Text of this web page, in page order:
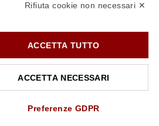
Rifiuta cookie non necessari ✕
ACCETTA TUTTO
ACCETTA NECESSARI
Preferenze GDPR